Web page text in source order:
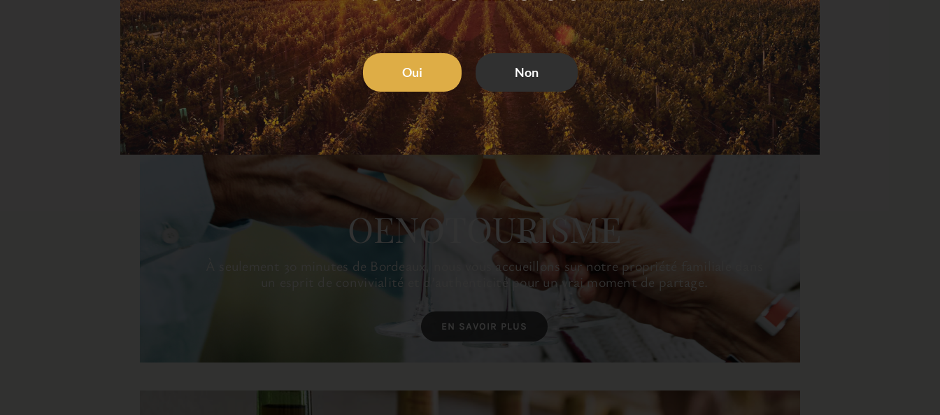
OENOTOURISME
À seulement 30 minutes de Bordeaux, nous vous accueillons sur notre propriété familiale dans
un esprit de convivialité et d’authenticité pour un vrai moment de partage.
EN SAVOIR PLUS
Oui Non